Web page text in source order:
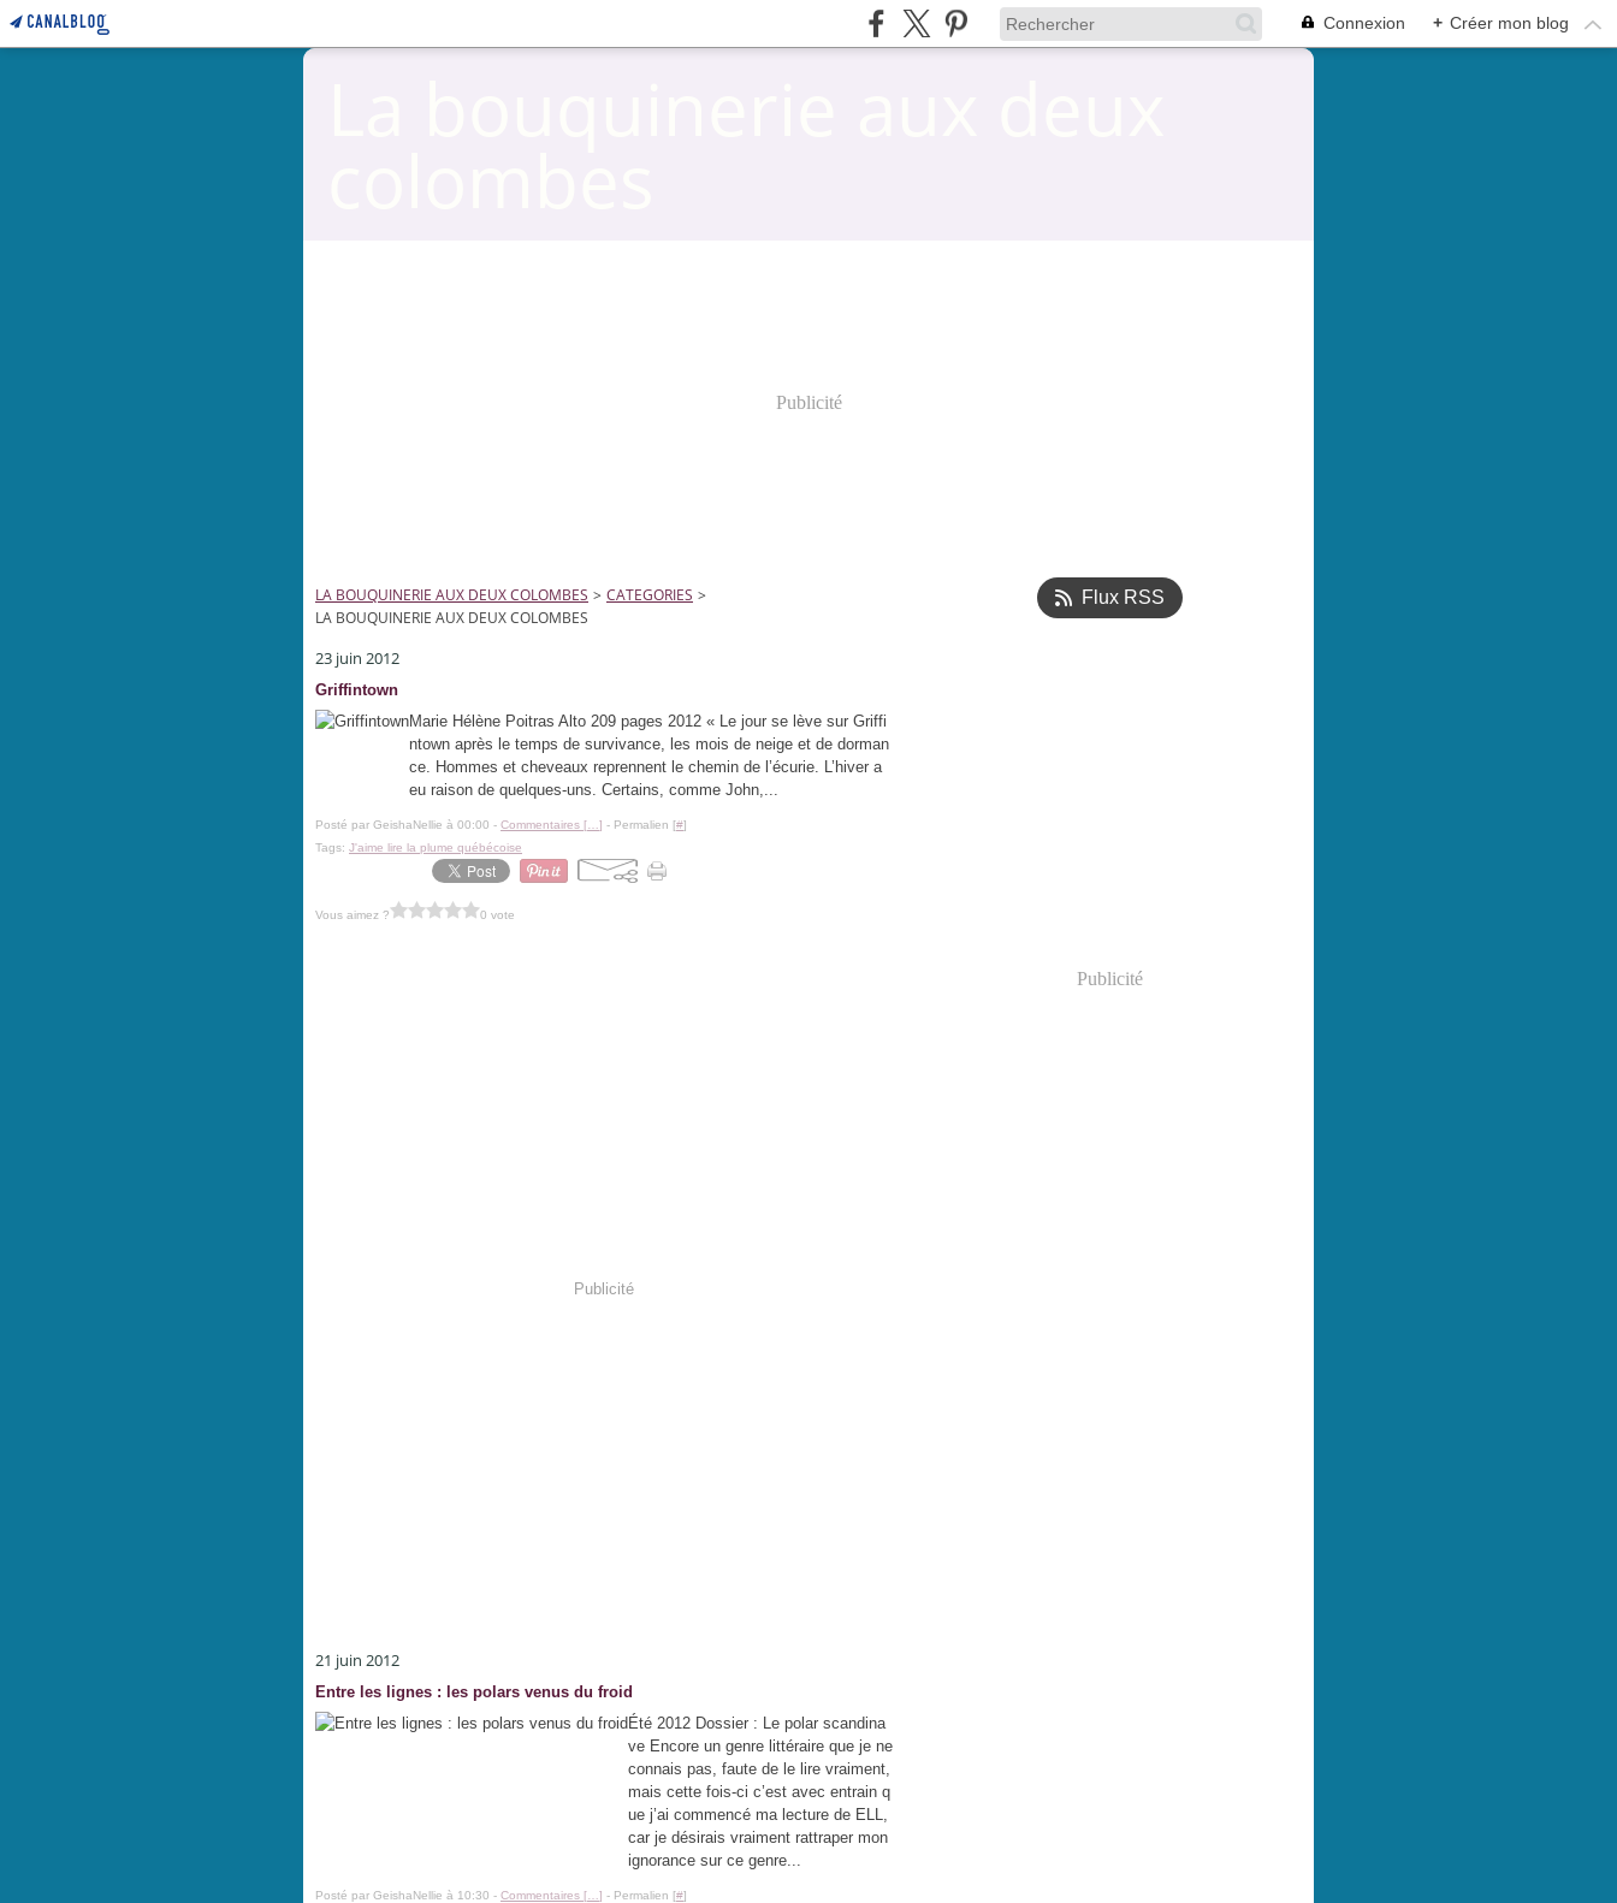
Connexion + Créer mon blog
Publicité
LA BOUQUINERIE AUX DEUX COLOMBES > CATEGORIES >
LA BOUQUINERIE AUX DEUX COLOMBES
23 juin 2012
Griffintown
Marie Hélène Poitras Alto 209 pages 2012 « Le jour se lève sur Griffi
ntown après le temps de survivance, les mois de neige et de dorman
ce. Hommes et cheveaux reprennent le chemin de l’écurie. L’hiver a
eu raison de quelques-uns. Certains, comme John,...
Posté par GeishaNellie à 00:00 - Commentaires [ ] - Permalien [#]
Tags: J'aime lire la plume québécoise
Vous aimez ? 0 vote
Publicité
21 juin 2012
Entre les lignes : les polars venus du froid
Été 2012 Dossier : Le polar scandina
ve Encore un genre littéraire que je ne
connais pas, faute de le lire vraiment,
mais cette fois-ci c’est avec entrain q
ue j’ai commencé ma lecture de ELL,
car je désirais vraiment rattraper mon
ignorance sur ce genre...
Posté par GeishaNellie à 10:30 - Commentaires [ ] - Permalien [#]
Flux RSS
Publicité